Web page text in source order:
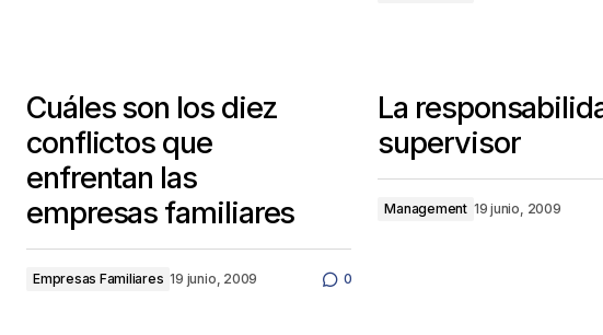
Cuáles son los diez
conflictos que
enfrentan las
empresas familiares
Empresas Familiares 19 junio, 2009 0
La
supervisor
Management 19 junio, 2009